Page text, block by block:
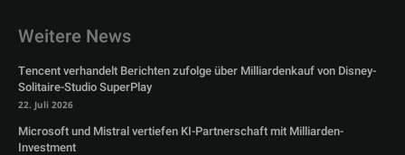
Weitere News
Tencent verhandelt Berichten zufolge über Milliardenkauf von Disney-
Solitaire-Studio SuperPlay
22. Juli 2026
Microsoft und Mistral vertiefen KI-Partnerschaft mit Milliarden-
Investment